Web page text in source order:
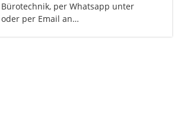
per Whatsapp unter
oder per Email an…